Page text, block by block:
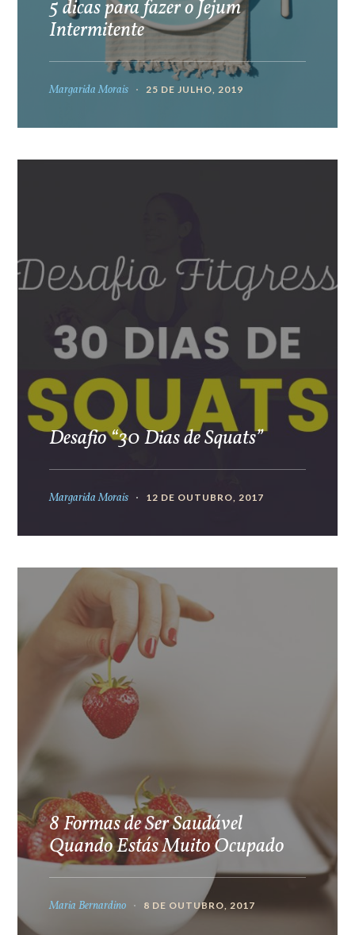
5 dicas para fazer o Jejum
Intermitente
Margarida Morais 25 DE JULHO, 2019
Desafio “30 Dias de Squats”
Margarida Morais 12 DE OUTUBRO, 2017
8 Formas de Ser Saudável
Quando Estás Muito Ocupado
Maria Bernardino 8 DE OUTUBRO, 2017